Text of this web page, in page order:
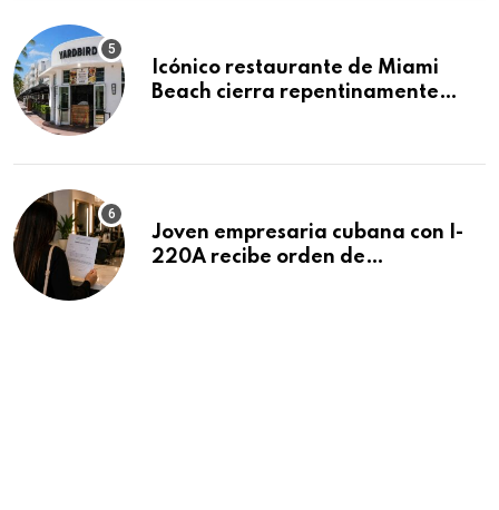
Icónico restaurante de Miami
Beach cierra repentinamente
Joven empresaria cubana con I-
220A recibe orden de